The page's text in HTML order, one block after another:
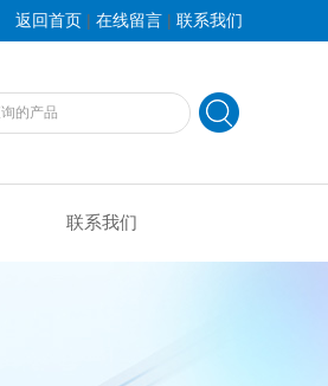
返回首页 | 在线留言 | 联系我们
联系我们